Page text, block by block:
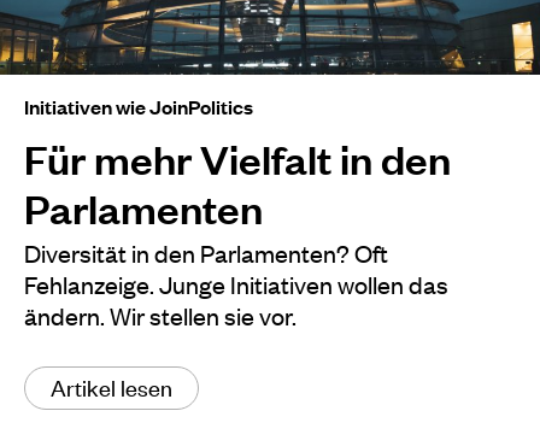
Initiativen wie JoinPolitics
Für mehr Vielfalt in den
Parlamenten
Diversität in den Parlamenten? Oft
Fehlanzeige. Junge Initiativen wollen das
ändern. Wir stellen sie vor.
Artikel lesen